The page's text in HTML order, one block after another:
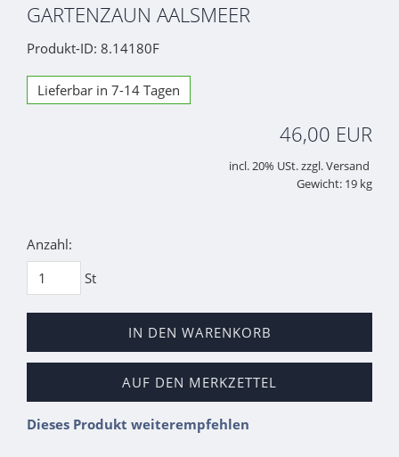
GARTENZAUN AALSMEER
Produkt-ID: 8.14180F
Lieferbar in 7-14 Tagen
46,00 EUR
incl. 20% USt. zzgl. Versand
Gewicht: 19 kg
Anzahl:
St
IN DEN WARENKORB
AUF DEN MERKZETTEL
Dieses Produkt weiterempfehlen